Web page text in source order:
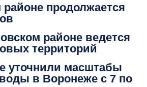
продолжается
районе ведется
территорий
уточнили масштабы
в Воронеже с 7 по